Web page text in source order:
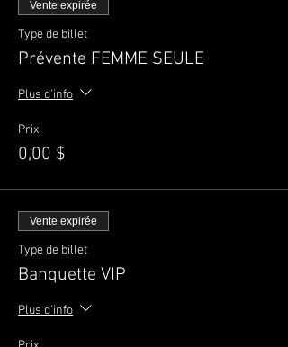
Vente expirée
Type de billet
Prévente FEMME SEULE
Plus d'info
Prix
0,00 $
Vente expirée
Type de billet
Banquette VIP
Plus d'info